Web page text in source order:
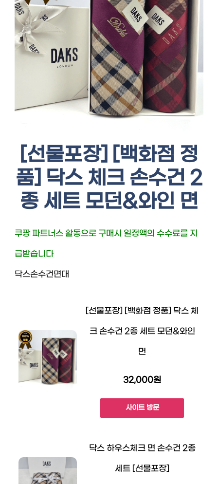
[선물포장] [백화점 정
품] 닥스 체크 손수건 2
종 세트 모던&와인 면
쿠팡 파트너스 활동으로 구매시 일정액의 수수료를 지
급받습니다
닥스손수건면대
[선물포장] [백화점 정품] 닥스 체
크 손수건 2종 세트 모던&와인
면
32,000원
사이트 방문
닥스 하우스체크 면 손수건 2종
세트 [선물포장]